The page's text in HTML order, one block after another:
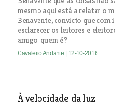
mesmo aqui está a relatar o
Benavente, convicto que com
esclarecer os leitores e
amigo, quem é?
Cavaleiro Andante | 12-10-2016
À velocidade da luz